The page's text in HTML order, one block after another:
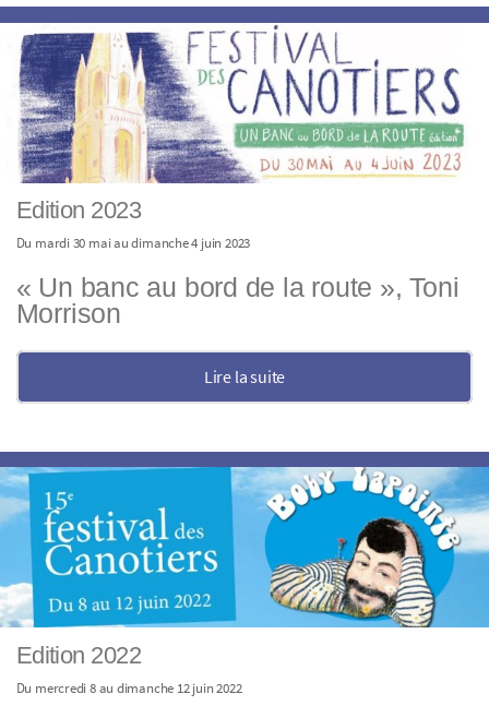
Edition 2023
Du mardi 30 mai au dimanche 4 juin 2023
« Un banc au bord de la route », Toni
Morrison
Lire la suite
Edition 2022
Du mercredi 8 au dimanche 12 juin 2022